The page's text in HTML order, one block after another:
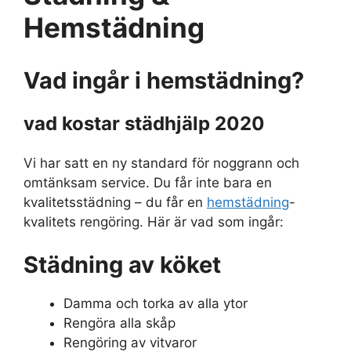
Hemstädning
Vad ingår i hemstädning?
vad kostar städhjälp 2020
Vi har satt en ny standard för noggrann och
omtänksam service. Du får inte bara en
kvalitetsstädning – du får en hemstädning-
kvalitets rengöring. Här är vad som ingår:
Städning av köket
Damma och torka av alla ytor
Rengöra alla skåp
Rengöring av vitvaror